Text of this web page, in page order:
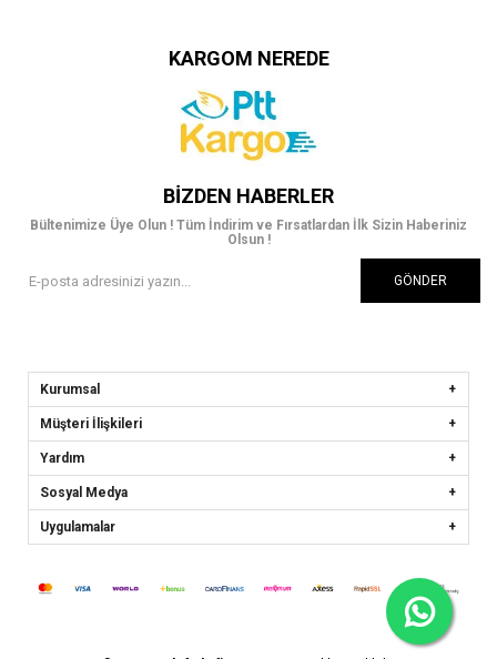
KARGOM NEREDE
BIZDEN HABERLER
Bültenimize Üye Olun ! Tüm İndirim ve Fırsatlardan İlk Sizin Haberiniz
Olsun !
GÖNDER
Kurumsal
Müşteri İlişkileri
Yardım
Sosyal Medya
Uygulamalar